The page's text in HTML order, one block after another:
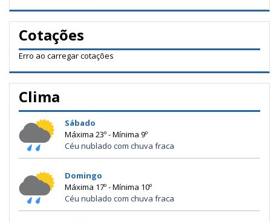
Cotações
Erro ao carregar cotações
Clima
Sábado
Máxima 23º - Mínima 9º
Céu nublado com chuva fraca
Domingo
Máxima 17º - Mínima 10º
Céu nublado com chuva fraca